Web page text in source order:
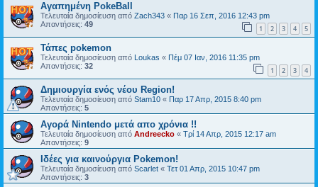
Αγαπημένη PokeBall
Τελευταία δημοσίευση από Zach343 « Παρ 16 Σεπ, 2016 12:43 pm
Απαντήσεις: 49 1 2 3 4 5
Τάπες pokemon
Τελευταία δημοσίευση από Loukas « Πέμ 07 Ιαν, 2016 11:35 pm
Απαντήσεις: 32 1 2 3 4
Δημιουργία ενός νέου Region!
Τελευταία δημοσίευση από Stam10 « Παρ 17 Απρ, 2015 8:40 pm
Απαντήσεις: 5
Αγορά Nintendo μετά απο χρόνια !!
Τελευταία δημοσίευση από Andreecko « Τρί 14 Απρ, 2015 12:17 am
Απαντήσεις: 9
Ιδέες για καινούργια Pokemon!
Τελευταία δημοσίευση από Scarlet « Τετ 01 Απρ, 2015 10:47 pm
Απαντήσεις: 3